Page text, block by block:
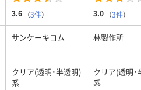
3.6 （3件） 3.0 （3件）
サンケーキコム 林製作所
クリア(透明・半透明)
系
クリア(透明
系